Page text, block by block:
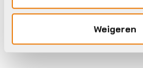
Weigeren